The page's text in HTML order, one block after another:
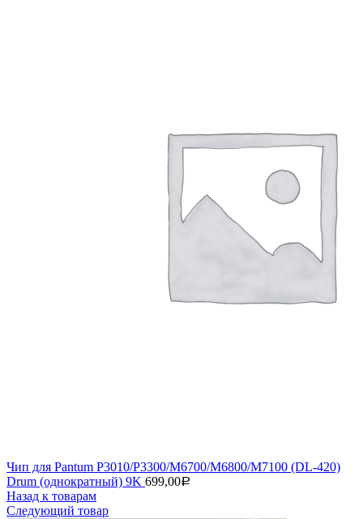
Чип для Pantum P3010/P3300/M6700/M6800/M7100 (DL-420)
Drum (однократный) 9K 699,00Р
Назад к товарам
Следующий товар